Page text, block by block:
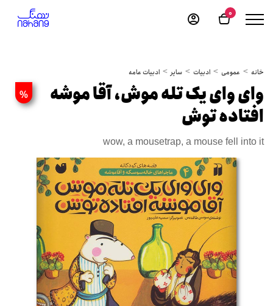
0
خانه عمومی ادبیات سایر ادبیات عامه
%
وای وای یک تله موش، آقا موشه
افتاده توش
wow, a mousetrap, a mouse fell into it